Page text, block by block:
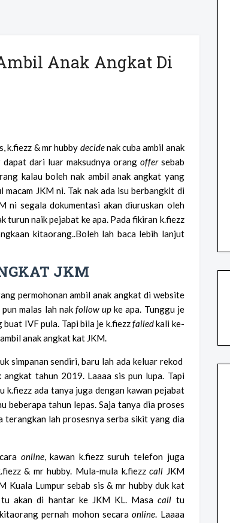
Anak Angkat Di
k.fiezz & mr hubby decidenak cuba ambil anak
dari luar maksudnya orang offersebab
kalau boleh nak ambil anak angkat yang
JKM ni. Tak nak ada isu berbangkit di
ni segala dokumentasi akan diuruskan oleh
turun naik pejabat ke apa. Pada fikiran k.fiezz
kitaorang..Boleh lah baca lebih lanjut
JKM
permohonan ambil anak angkat di website
malas lah nak follow up ke apa. Tunggu je
IVF pula. Tapi bila je k.fiezzfailedkali ke-
anak angkat kat JKM.
simpanan sendiri, baru lah ada keluar rekod
tahun 2019. Laaaa sis pun lupa. Tapi
k.fiezz ada tanya juga dengan kawan pejabat
beberapa tahun lepas. Saja tanya dia proses
terangkan lah prosesnya serba sikit yang dia
online, kawan k.fiezz suruh telefon juga
& mr hubby. Mula-mula k.fiezzcall JKM
Kuala Lumpur sebab sis & mr hubby duk kat
akan di hantar ke JKM KL. Masacall tu
pernah mohon secaraonline. Laaaa